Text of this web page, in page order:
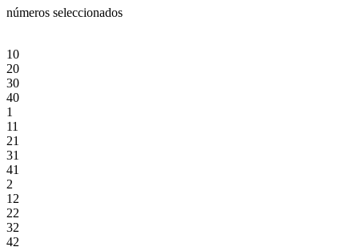
números seleccionados
10
20
30
40
1
11
21
31
41
2
12
22
32
42